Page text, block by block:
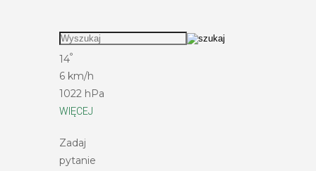
14°
6 km/h
1022 hPa
WIĘCEJ
Zadaj
pytanie